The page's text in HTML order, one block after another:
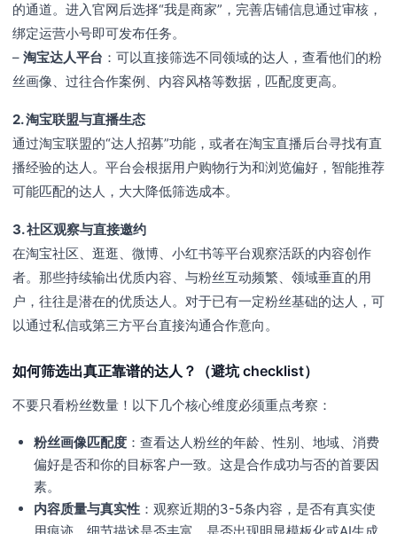
的通道。进入官网后选择“我是商家”，完善店铺信息通过审核，
绑定运营小号即可发布任务。
– 淘宝达人平台 ：可以直接筛选不同领域的达人，查看他们的粉
丝画像、过往合作案例、内容风格等数据，匹配度更高。
2. 淘宝联盟与直播生态
通过淘宝联盟的“达人招募”功能，或者在淘宝直播后台寻找有直
播经验的达人。平台会根据用户购物行为和浏览偏好，智能推荐
可能匹配的达人，大大降低筛选成本。
3. 社区观察与直接邀约
在淘宝社区、逛逛、微博、小红书等平台观察活跃的内容创作
者。那些持续输出优质内容、与粉丝互动频繁、领域垂直的用
户，往往是潜在的优质达人。对于已有一定粉丝基础的达人，可
以通过私信或第三方平台直接沟通合作意向。
如何筛选出真正靠谱的达人？（避坑 checklist）
不要只看粉丝数量！以下几个核心维度必须重点考察：
粉丝画像匹配度 ：查看达人粉丝的年龄、性别、地域、消费
偏好是否和你的目标客户一致。这是合作成功与否的首要因
素。
内容质量与真实性 ：观察近期的3-5条内容，是否有真实使